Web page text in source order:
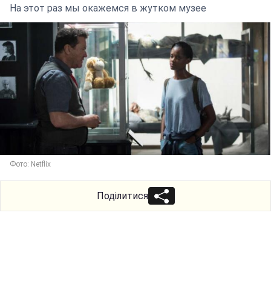
На этот раз мы окажемся в жутком музее
Фото: Netflix
Поділитися